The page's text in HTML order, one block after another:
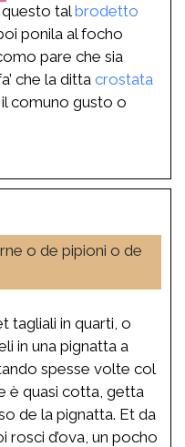
talbrodetto
ponila al focho
pare che sia
che la ditta crostata
comuno gusto o
o de pipioni o de
tagliali in quarti, o
in una pignatta a
spesse volte col
è quasi cotta, getta
de la pignatta. Et da
rosci d’ova, un pocho